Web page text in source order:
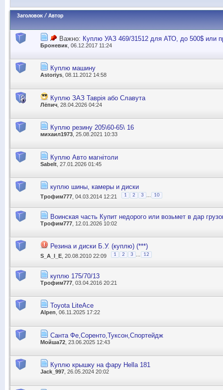
Заголовок / Автор
Важно: Куплю УАЗ 469/31512 для АТО, до 500$ или
Броневик , 06.12.2017 11:24
Куплю машину
Astoriys, 08.11.2012 14:58
Куплю ЗАЗ Таврія або Славута
Лёпич , 28.04.2026 04:24
Куплю резину 205\60-65\ 16
михаил1973, 25.08.2021 10:33
Куплю Авто магнітоли
Sabelt , 27.01.2026 01:45
куплю шины, камеры и диски
Трофим777 , 04.03.2014 12:21 1 2 3 10
Воинская часть Купит недорого или возьмет в дар
Трофим777 , 12.01.2026 10:02
Резина и диски Б.У. (куплю) (***)
S_A_l_E , 20.08.2010 22:09 1 2 3 12
куплю 175/70/13
Трофим777 , 03.04.2016 20:21
Toyota LiteAce
Alpen , 06.11.2025 17:22
Санта Фе,Соренто,Туксон,Спортейдж
Мойша72 , 23.06.2025 12:43
Куплю крышку на фару Hella 181
Jack_997 , 26.05.2024 20:02